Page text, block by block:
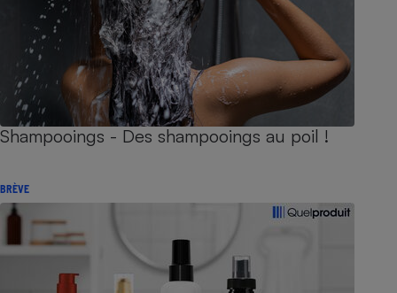
Shampooings - Des shampooings au poil !
BRÈVE